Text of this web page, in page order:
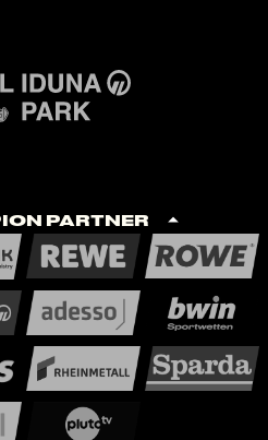
Partner